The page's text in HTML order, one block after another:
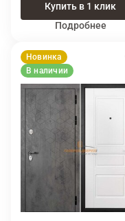
Купить в 1 клик
Подробнее
Новинка
В наличии